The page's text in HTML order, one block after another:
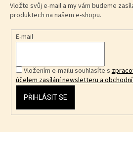
Vložte svůj e-mail a my vám budeme
produktech na našem e-shopu.
E-mail
Vložením e-mailu souhlasíte s
účelem zasílání newsletteru a
PŘIHLÁSIT SE